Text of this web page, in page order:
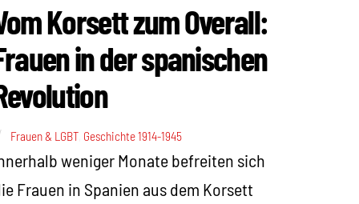
Korsett zum Overall:
in der spanischen
Frauen & LGBT, Geschichte 1914-1945
weniger Monate befreiten sich
Frauen in Spanien aus dem Korsett